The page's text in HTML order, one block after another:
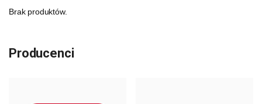
Brak produktów.
Producenci